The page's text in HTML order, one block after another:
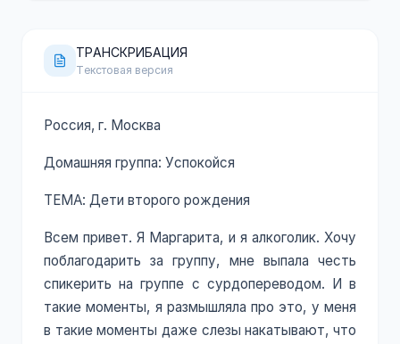
ТРАНСКРИБАЦИЯ
Текстовая версия
Россия, г. Москва
Домашняя группа: Успокойся
ТЕМА: Дети второго рождения
Всем привет. Я Маргарита, и я алкоголик. Хочу
поблагодарить за группу, мне выпала честь
спикерить на группе с сурдопереводом. И в
такие моменты, я размышляла про это, у меня
в такие моменты даже слезы накатывают, что